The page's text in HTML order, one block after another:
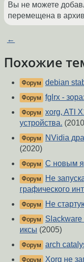
Вы не можете
перемещена в
←
Похожие
Форум debian
Форум fglrx -
Форум xorg, ATI
устройства.
Форум
NVidia
(2020)
Форум С новым
Форум
Не
графического
Форум Не
Форум
Slackware
иксы (2005)
Форум arch
Форум Xorg не